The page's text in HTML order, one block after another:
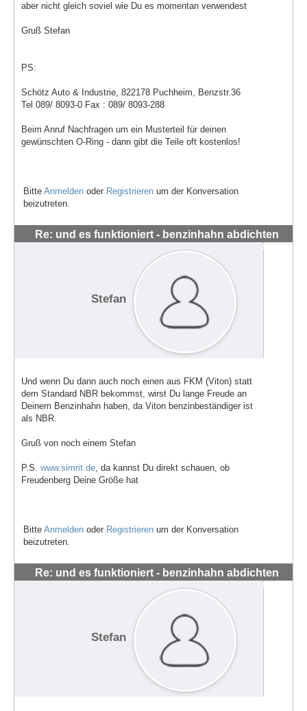
aber nicht gleich soviel wie Du es momentan verwendest
Gruß Stefan
PS:
Schötz Auto & Industrie, 822178 Puchheim, Benzstr.36
Tel 089/ 8093-0 Fax : 089/ 8093-288
Beim Anruf Nachfragen um ein Musterteil für deinen
gewünschten O-Ring - dann gibt die Teile oft kostenlos!
Bitte Anmelden oder Registrieren um der Konversation
beizutreten.
Re: und es funktioniert - benzinhahn abdichten
#1442
Stefan
Und wenn Du dann auch noch einen aus FKM (Viton) statt
dem Standard NBR bekommst, wirst Du lange Freude an
Deinem Benzinhahn haben, da Viton benzinbeständiger ist
als NBR.
Gruß von noch einem Stefan
P.S. www.simrit.de, da kannst Du direkt schauen, ob
Freudenberg Deine Größe hat
Bitte Anmelden oder Registrieren um der Konversation
beizutreten.
Re: und es funktioniert - benzinhahn abdichten
#1443
Stefan